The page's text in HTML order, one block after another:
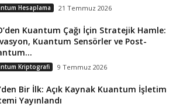
Hesaplama 21 Temmuz 2026
Kuantum Çağı İçin Stratejik Hamle:
Kuantum Sensörler ve Post-
Kriptografi 9 Temmuz 2026
Bir İlk: Açık Kaynak Kuantum İşletim
Yayınlandı